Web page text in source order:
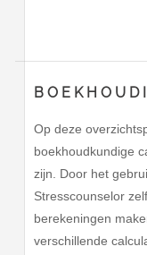
Op deze
boekhoudkundige
zijn. Door het
Stresscounselor
berekeningen
verschillende